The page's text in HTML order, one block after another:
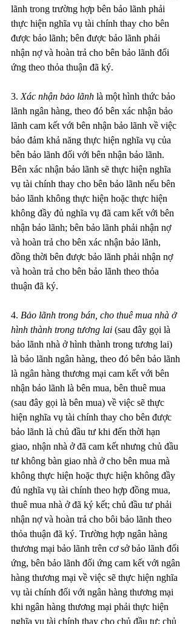
lãnh trong trường hợp bên bảo lãnh phải
thực hiện nghĩa vụ tài chính thay cho bên
được bảo lãnh; bên được bảo lãnh phải
nhận nợ và hoàn trả cho bên bảo lãnh đối
ứng theo thỏa thuận đã ký.
3. Xác nhận bảo lãnh là một hình thức bảo
lãnh ngân hàng, theo đó bên xác nhận bảo
lãnh cam kết với bên nhận bảo lãnh về việc
bảo đảm khả năng thực hiện nghĩa vụ của
bên bảo lãnh đối với bên nhận bảo lãnh.
Bên xác nhận bảo lãnh sẽ thực hiện nghĩa
vụ tài chính thay cho bên bảo lãnh nếu bên
bảo lãnh không thực hiện hoặc thực hiện
không đầy đủ nghĩa vụ đã cam kết với bên
nhận bảo lãnh; bên bảo lãnh phải nhận nợ
và hoàn trả cho bên xác nhận bảo lãnh,
đồng thời bên được bảo lãnh phải nhận nợ
và hoàn trả cho bên bảo lãnh theo thỏa
thuận đã ký.
4. Bảo lãnh trong bán, cho thuê mua nhà ở
hình thành trong tương lai (sau đây gọi là
bảo lãnh nhà ở hình thành trong tương lai)
là bảo lãnh ngân hàng, theo đó bên bảo lãnh
là ngân hàng thương mại cam kết với bên
nhận bảo lãnh là bên mua, bên thuê mua
(sau đây gọi là bên mua) về việc sẽ thực
hiện nghĩa vụ tài chính thay cho bên được
bảo lãnh là chủ đầu tư khi đến thời hạn
giao, nhận nhà ở đã cam kết nhưng chủ đầu
tư không bàn giao nhà ở cho bên mua mà
không thực hiện hoặc thực hiện không đầy
đủ nghĩa vụ tài chính theo hợp đồng mua,
thuê mua nhà ở đã ký kết; chủ đầu tư phải
nhận nợ và hoàn trả cho bôi bảo lãnh theo
thỏa thuận đã ký. Trường hợp ngân hàng
thương mại bảo lãnh trên cơ sở bảo lãnh đối
ứng, bên bảo lãnh đối ứng cam kết với ngân
hàng thương mại về việc sẽ thực hiện nghĩa
vụ tài chính đối với ngân hàng thương mại
khi ngân hàng thương mại phải thực hiện
nghĩa vụ tài chính thay cho chủ đầu tư; chủ